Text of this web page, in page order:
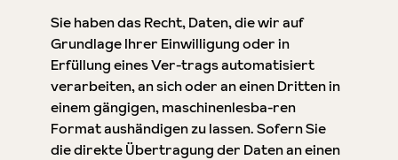
Sie haben das Recht, Daten, die wir auf
Grundlage Ihrer Einwilligung oder in
Erfüllung eines Ver-trags automatisiert
verarbeiten, an sich oder an einen Dritten in
einem gängigen, maschinenlesba-ren
Format aushändigen zu lassen. Sofern Sie
die direkte Übertragung der Daten an einen